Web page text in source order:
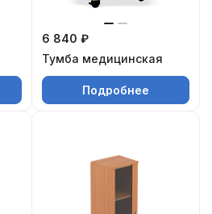
6 840 ₽
Тумба медицинская
Подробнее